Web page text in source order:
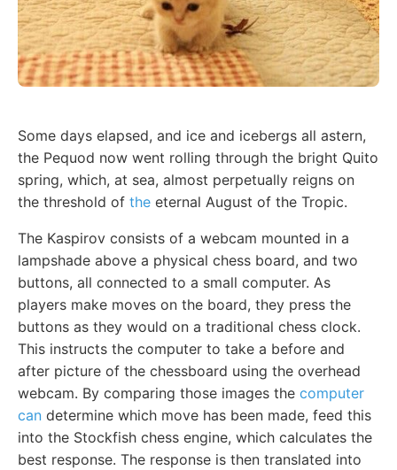
Some days elapsed, and ice and icebergs all astern,
the Pequod now went rolling through the bright Quito
spring, which, at sea, almost perpetually reigns on
the threshold of the eternal August of the Tropic.
The Kaspirov consists of a webcam mounted in a
lampshade above a physical chess board, and two
buttons, all connected to a small computer. As
players make moves on the board, they press the
buttons as they would on a traditional chess clock.
This instructs the computer to take a before and
after picture of the chessboard using the overhead
webcam. By comparing those images the computer
can determine which move has been made, feed this
into the Stockfish chess engine, which calculates the
best response. The response is then translated into